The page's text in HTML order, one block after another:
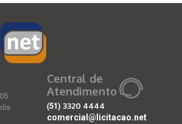
Central de
Atendimento
(51) 3320 4444
comercial@licitacao.net